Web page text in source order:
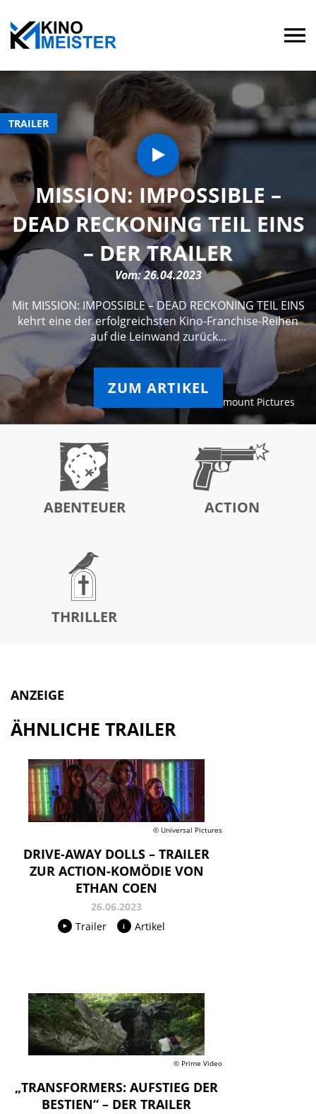
TRAILER
© Paramount Pictures
MISSION: IMPOSSIBLE –
DEAD RECKONING TEIL EINS
– DER TRAILER
Vom: 26.04.2023
Mit MISSION: IMPOSSIBLE – DEAD RECKONING TEIL EINS
kehrt eine der erfolgreichsten Kino-Franchise-Reihen
auf die Leinwand zurück...
ZUM ARTIKEL
ABENTEUER ACTION
THRILLER
ANZEIGE
ÄHNLICHE TRAILER
© Universal Pictures
DRIVE-AWAY DOLLS – TRAILER
ZUR ACTION-KOMÖDIE VON
ETHAN COEN
26.06.2023
Trailer
Artikel
© Prime Video
„TRANSFORMERS: AUFSTIEG DER
BESTIEN“ – DER TRAILER